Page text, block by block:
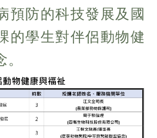
預防的科技發展及國
的學生對伴侶動物健